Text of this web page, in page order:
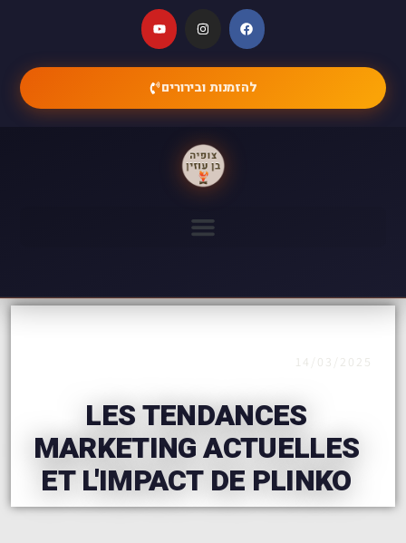
להזמנות ובירורים
14/03/2025
LES TENDANCES
MARKETING ACTUELLES
ET L'IMPACT DE PLINKO